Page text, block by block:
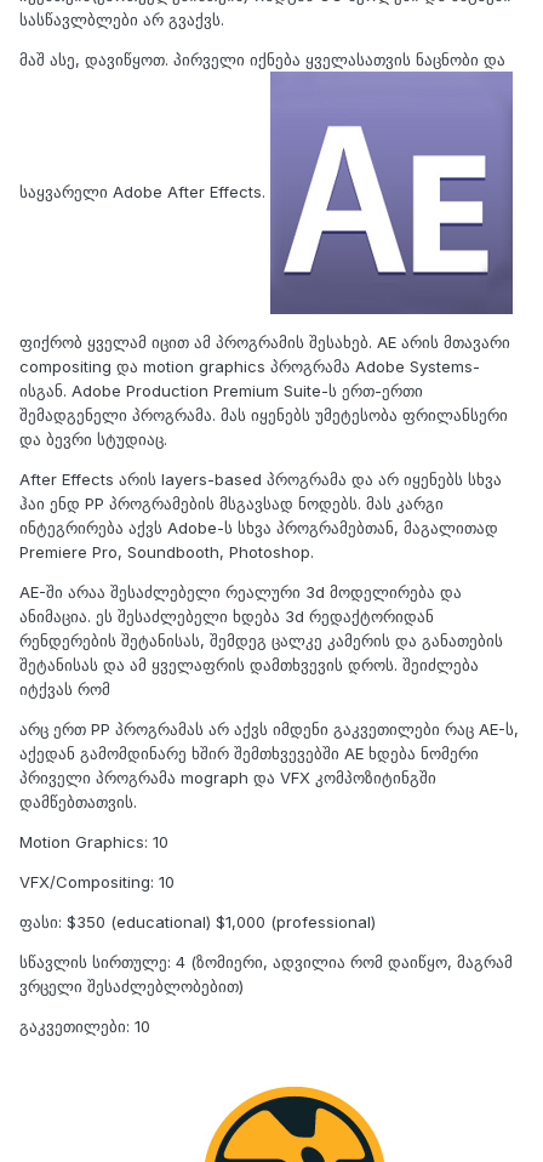
სასწავლბლები არ გვაქვს.
მაშ ასე, დავიწყოთ. პირველი იქნება ყველასათვის ნაცნობი და
საყვარელი Adobe After Effects.
ფიქრობ ყველამ იცით ამ პროგრამის შესახებ. AE არის მთავარი
compositing და motion graphics პროგრამა Adobe Systems-
ისგან. Adobe Production Premium Suite-ს ერთ-ერთი
შემადგენელი პროგრამა. მას იყენებს უმეტესობა ფრილანსერი
და ბევრი სტუდიაც.
After Effects არის layers-based პროგრამა და არ იყენებს სხვა
ჰაი ენდ PP პროგრამების მსგავსად ნოდებს. მას კარგი
ინტეგრირება აქვს Adobe-ს სხვა პროგრამებთან, მაგალითად
Premiere Pro, Soundbooth, Photoshop.
AE-ში არაა შესაძლებელი რეალური 3d მოდელირება და
ანიმაცია. ეს შესაძლებელი ხდება 3d რედაქტორიდან
რენდერების შეტანისას, შემდეგ ცალკე კამერის და განათების
შეტანისას და ამ ყველაფრის დამთხვევის დროს. შეიძლება
იტქვას რომ
არც ერთ PP პროგრამას არ აქვს იმდენი გაკვეთილები რაც AE-ს,
აქედან გამომდინარე ხშირ შემთხვევებში AE ხდება ნომერი
პრიველი პროგრამა mograph და VFX კომპოზიტინგში
დამწებთათვის.
Motion Graphics: 10
VFX/Compositing: 10
ფასი: $350 (educational) $1,000 (professional)
სწავლის სირთულე: 4 (ზომიერი, ადვილია რომ დაიწყო, მაგრამ
ვრცელი შესაძლებლობებით)
გაკვეთილები: 10